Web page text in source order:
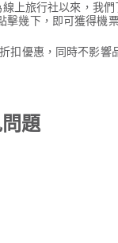
上旅行社以來，我
幾下，即可獲得機
優惠，同時不影
題